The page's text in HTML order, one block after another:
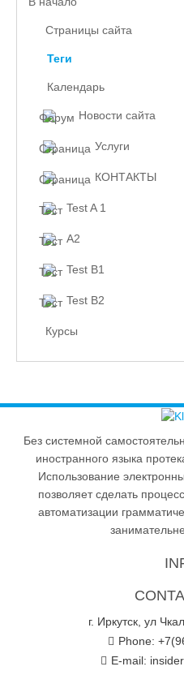
Страницы сайта
Теги
Календарь
Новости сайта
Услуги
КОНТАКТЫ
Test A 1
A2
Test B1
Test B2
Курсы
Без системной
иностранного языка
Использование
позволяет сделать
автоматизации
г. Иркутск, ул
Phone:
E-mail: